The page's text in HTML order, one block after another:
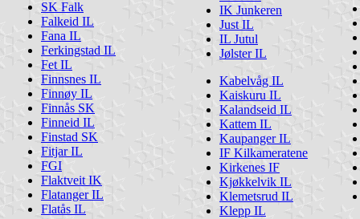
SK Falk
Falkeid IL
Fana IL
Ferkingstad IL
Fet IL
Finnsnes IL
Finnøy IL
Finnås SK
Finneid IL
Finstad SK
Fitjar IL
FGI
Flaktveit IK
Flatanger IL
Flatås IL
IK Junkeren
Just IL
IL Jutul
Jølster IL
Kabelvåg IL
Kaiskuru IL
Kalandseid IL
Kattem IL
Kaupanger IL
IF Kilkameratene
Kirkenes IF
Kjøkkelvik IL
Klemetsrud IL
Klepp IL